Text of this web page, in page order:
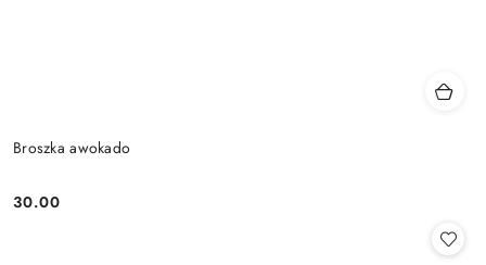
Broszka awokado
Cena:
30.00